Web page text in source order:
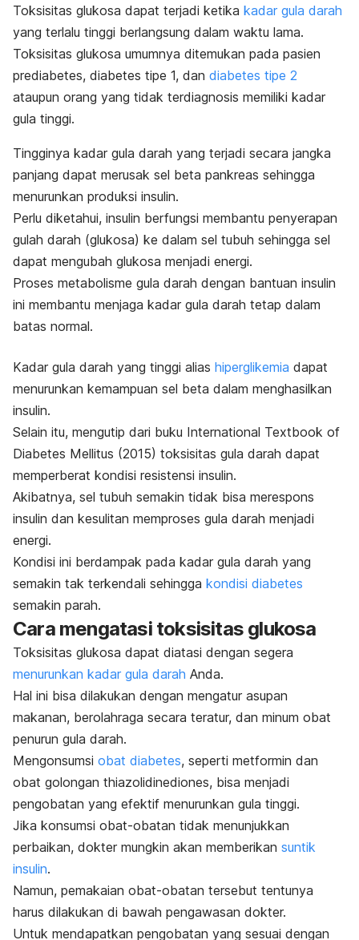
Toksisitas glukosa dapat terjadi ketika kadar gula darah
yang terlalu tinggi berlangsung dalam waktu lama.
Toksisitas glukosa umumnya ditemukan pada pasien
prediabetes, diabetes tipe 1, dan diabetes tipe 2
ataupun orang yang tidak terdiagnosis memiliki kadar
gula tinggi.
Tingginya kadar gula darah yang terjadi secara jangka
panjang dapat merusak sel beta pankreas sehingga
menurunkan produksi insulin.
Perlu diketahui, insulin berfungsi membantu penyerapan
gulah darah (glukosa) ke dalam sel tubuh sehingga sel
dapat mengubah glukosa menjadi energi.
Proses metabolisme gula darah dengan bantuan insulin
ini membantu menjaga kadar gula darah tetap dalam
batas normal.
Kadar gula darah yang tinggi alias hiperglikemia dapat
menurunkan kemampuan sel beta dalam menghasilkan
insulin.
Selain itu, mengutip dari buku International Textbook of
Diabetes Mellitus (2015) toksisitas gula darah dapat
memperberat kondisi resistensi insulin.
Akibatnya, sel tubuh semakin tidak bisa merespons
insulin dan kesulitan memproses gula darah menjadi
energi.
Kondisi ini berdampak pada kadar gula darah yang
semakin tak terkendali sehingga kondisi diabetes
semakin parah.
Cara mengatasi toksisitas glukosa
Toksisitas glukosa dapat diatasi dengan segera
menurunkan kadar gula darah Anda.
Hal ini bisa dilakukan dengan mengatur asupan
makanan, berolahraga secara teratur, dan minum obat
penurun gula darah.
Mengonsumsi obat diabetes, seperti metformin dan
obat golongan thiazolidinediones, bisa menjadi
pengobatan yang efektif menurunkan gula tinggi.
Jika konsumsi obat-obatan tidak menunjukkan
perbaikan, dokter mungkin akan memberikan suntik
insulin.
Namun, pemakaian obat-obatan tersebut tentunya
harus dilakukan di bawah pengawasan dokter.
Untuk mendapatkan pengobatan yang sesuai dengan